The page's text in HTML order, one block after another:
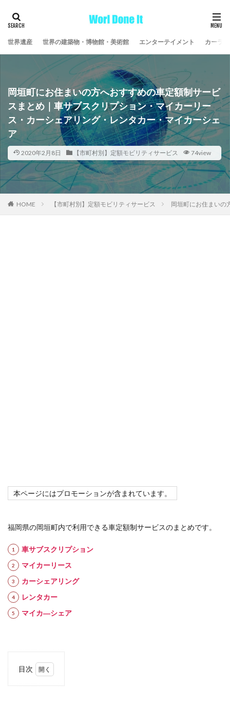
世界遺産 世界の建築物・博物館・美術館 エンターテイメント カーラ
岡垣町にお住まいの方へおすすめの車定額制サービ
スまとめ｜車サブスクリプション・マイカーリー
ス・カーシェアリング・レンタカー・マイカーシェ
ア
2020年2月8日 【市町村別】定額モビリティサービス 74view
HOME 【市町村別】定額モビリティサービス 岡垣町にお住まいの
本ページにはプロモーションが含まれています。
福岡県の岡垣町内で利用できる車定額制サービスのまとめです。
車サブスクリプション
マイカーリース
カーシェアリング
レンタカー
マイカ―シェア
目次